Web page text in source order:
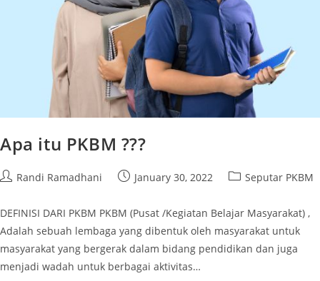
Apa itu PKBM ???
Randi Ramadhani January 30, 2022 Seputar PKBM
DEFINISI DARI PKBM PKBM (Pusat /Kegiatan Belajar Masyarakat) ,
Adalah sebuah lembaga yang dibentuk oleh masyarakat untuk
masyarakat yang bergerak dalam bidang pendidikan dan juga
menjadi wadah untuk berbagai aktivitas…